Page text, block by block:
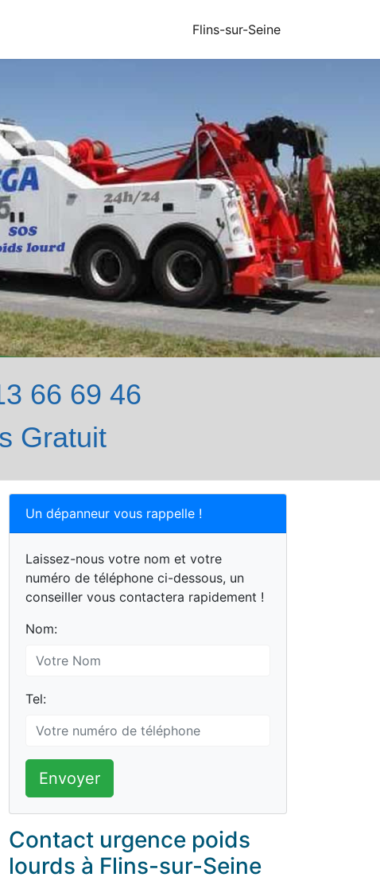
Flins-sur-Seine
66 69 46
Gratuit
Un dépanneur vous rappelle !
Laissez-nous votre nom et votre
numéro de téléphone ci-dessous, un
conseiller vous contactera rapidement !
Nom:
Tel:
Envoyer
Contact urgence poids
lourds à Flins-sur-Seine